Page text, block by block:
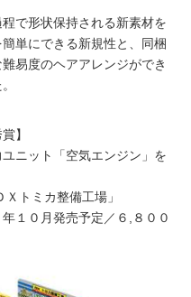
で形状保持される新素材を
単にできる新規性と、同梱
易度のヘアアレンジができ
】
ニット「空気エンジン」を
トミカ整備工場」
１０月発売予定／６,８００